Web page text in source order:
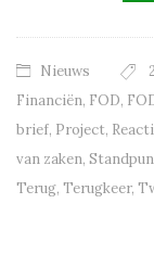
Nieuws 2
Financiën, FOD,
brief, Project,
van zaken,
Terug, Terugkeer,